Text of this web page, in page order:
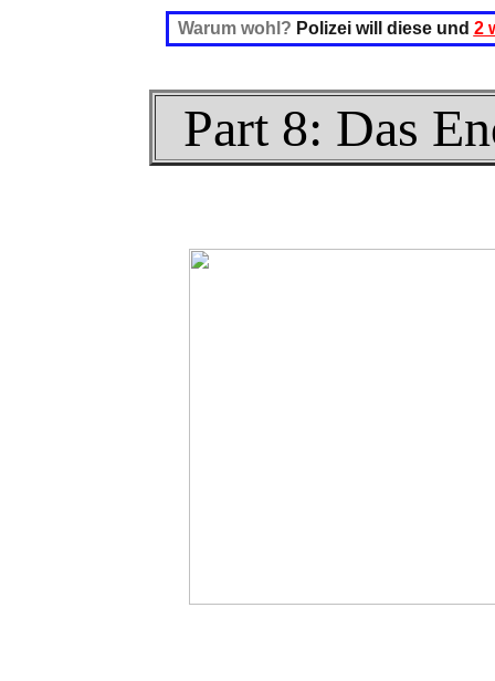
Warum wohl? Polizei will diese und 2
Part 8: Das